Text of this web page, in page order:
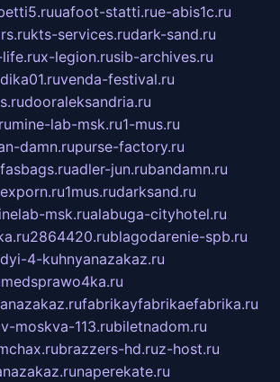
uafoot-statti.rue-abis1c.ru
kts-services.rudark-sand.ru
x-legion.rusib-archives.ru
venda-festival.ru
dooraleksandria.ru
mine-lab-msk.ru1-mus.ru
damn.rupurse-factory.ru
fasbags.ruadler-jun.rubandamn.ru
1mus.rudarksand.ru
msk.rualabuga-cityhotel.ru
2864420.rublagodarenie-spb.ru
4-kuhnyanazakaz.ru
medsprawo4ka.ru
fabrikayfabrikaefabrika.ru
moskva-113.rubiletnadom.ru
brazzers-hd.ruz-host.ru
naperekate.ru